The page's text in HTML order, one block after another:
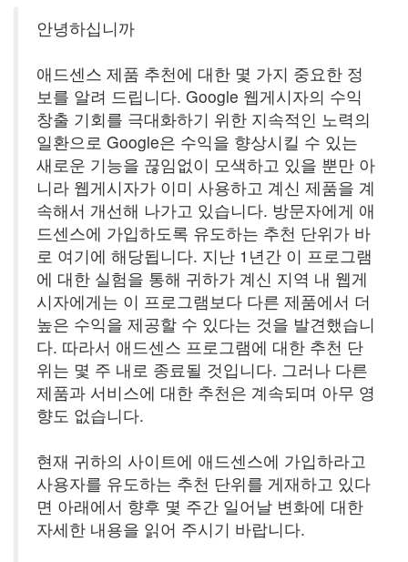
안녕하십니까
애드센스 제품 추천에 대한 몇 가지 중요한 정
보를 알려 드립니다. Google 웹게시자의 수익
창출 기회를 극대화하기 위한 지속적인 노력의
일환으로 Google은 수익을 향상시킬 수 있는
새로운 기능을 끊임없이 모색하고 있을 뿐만 아
니라 웹게시자가 이미 사용하고 계신 제품을 계
속해서 개선해 나가고 있습니다. 방문자에게 애
드센스에 가입하도록 유도하는 추천 단위가 바
로 여기에 해당됩니다. 지난 1년간 이 프로그램
에 대한 실험을 통해 귀하가 계신 지역 내 웹게
시자에게는 이 프로그램보다 다른 제품에서 더
높은 수익을 제공할 수 있다는 것을 발견했습니
다. 따라서 애드센스 프로그램에 대한 추천 단
위는 몇 주 내로 종료될 것입니다. 그러나 다른
제품과 서비스에 대한 추천은 계속되며 아무 영
향도 없습니다.
현재 귀하의 사이트에 애드센스에 가입하라고
사용자를 유도하는 추천 단위를 게재하고 있다
면 아래에서 향후 몇 주간 일어날 변화에 대한
자세한 내용을 읽어 주시기 바랍니다.